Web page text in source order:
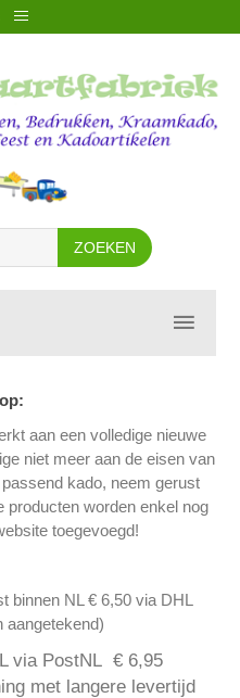
(0)
aan een volledige nieuwe
niet meer aan de eisen van
kado, neem gerust
producten worden enkel nog
toegevoegd!
binnen NL € 6,50 via DHL
aangetekend)
via PostNL € 6,95
met langere levertijd